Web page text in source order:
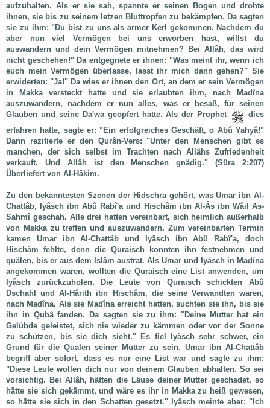
aufzuhalten. Als er sie sah, spannte er seinen Bogen und drohte
ihnen, sie bis zu seinem letzen Bluttropfen zu bekämpfen. Da sagten
sie zu ihm: "Du bist zu uns als armer Kerl gekommen. Nachdem du
aber nun viel Vermögen bei uns erworben hast, willst du
auswandern und dein Vermögen mitnehmen? Bei Allâh, das wird
nicht geschehen!" Da entgegnete er ihnen: "Was meint ihr, wenn ich
euch mein Vermögen überlasse, lasst ihr mich dann gehen?" Sie
erwiderten: "Ja!" Da wies er ihnen den Ort, an dem er sein Vermögen
in Makka versteckt hatte und sie erlaubten ihm, nach Madîna
auszuwandern, nachdem er nun alles, was er besaß, für seinen
Glauben und seine Da'wa geopfert hatte. Als der Prophet
dies
erfahren hatte, sagte er: "Ein erfolgreiches Geschäft, o Abû Yahyâ!"
Dann rezitierte er den Qurân-Vers: "Unter den Menschen gibt es
manchen, der sich selbst im Trachten nach Allâhs Zufriedenheit
verkauft. Und Allâh ist den Menschen gnädig."(Sûra 2:207)
Überliefert von Al-Hâkim.
Zu den bekanntesten Szenen der Hidschra gehört, was Umar ibn Al-
Chattâb, Iyâsch ibn Abû Rabî'a und Hischâm ibn Al-Âs ibn Wâil As-
Sahmî geschah. Alle drei hatten vereinbart, sich heimlich außerhalb
von Makka zu treffen und auszuwandern. Zum vereinbarten Termin
kamen Umar ibn Al-Chattâb und Iyâsch ibn Abû Rabî'a, doch
Hischâm fehlte, denn die Quraisch konnten ihn festnehmen und
quälen, bis er aus dem Islâm austrat. Als Umar und Iyâsch in Madîna
angekommen waren, wollten die Quraisch eine List anwenden, um
Iyâsch zurückzuholen. Die Leute von Quraisch schickten Abû
Dschahl und Al-Hârith ibn Hischâm, die seine Verwandten waren,
nach Madîna. Als sie Madîna erreicht hatten, suchten sie ihn, bis sie
ihn in Qubâ fanden. Da sagten sie zu ihm: "Deine Mutter hat ein
Gelübde geleistet, sich nie wieder zu kämmen oder vor der Sonne
zu schützen, bis sie dich sieht." Es fiel Iyâsch sehr schwer, ein
Grund für die Qualen seiner Mutter zu sein. Umar ibn Al-Chattâb
begriff aber sofort, dass es nur eine List war und sagte zu ihm:
"Diese Leute wollen dich nur von deinem Glauben abhalten. So sei
vorsichtig. Bei Allâh, hätten die Läuse deiner Mutter geschadet, so
hätte sie sich gekämmt, und wäre es ihr in Makka zu heiß gewesen,
so hätte sie sich in den Schatten gesetzt." Iyâsch meinte aber: "Ich